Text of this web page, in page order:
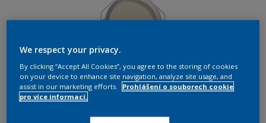
Najít výrobek v tomto odstínu
We respect your privacy.
By clicking “Accept All Cookies”, you agree to the storing of cookies
on your device to enhance site navigation, analyze site usage, and
assist in our marketing efforts.
Prohlášení o souborech cookie
pro více informací.